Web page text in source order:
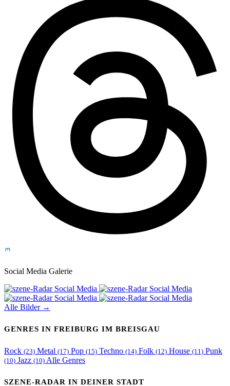
Social Media Galerie
Alle Bilder →
GENRES IN FREIBURG IM BREISGAU
Rock (23) Metal (17) Pop (15) Techno (14) Folk (12) House (11) Punk
(10) Jazz (10) Alle Genres
SZENE-RADAR IN DEINER STADT